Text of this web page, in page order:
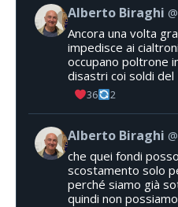
Alberto Biraghi
Ancora una volta
impedisce ai
occupano poltrone
disastri coi soldi del
36 2
Alberto Biraghi
che quei fondi
scostamento solo
perché siamo già
quindi non